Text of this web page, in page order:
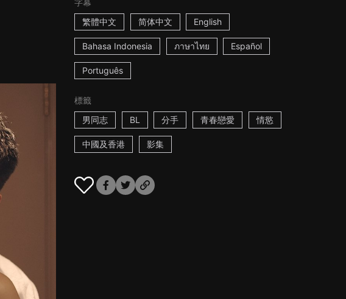
字幕
繁體中文
简体中文 English
Bahasa Indonesia ภาษาไทย Español
Português
標籤
男同志
BL 分手 青春戀愛 情慾
中國及香港 影集